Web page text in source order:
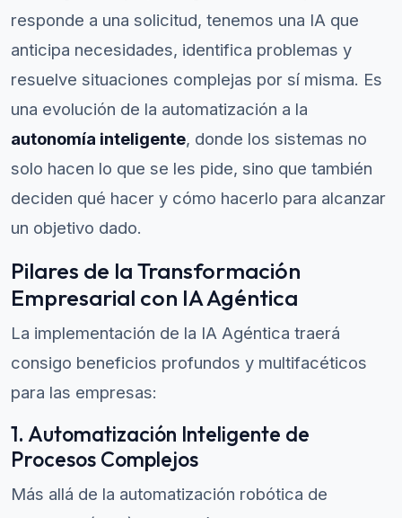
responde a una solicitud, tenemos una IA que
anticipa necesidades, identifica problemas y
resuelve situaciones complejas por sí misma. Es
una evolución de la automatización a la
autonomía inteligente, donde los sistemas no
solo hacen lo que se les pide, sino que también
deciden qué hacer y cómo hacerlo para alcanzar
un objetivo dado.
Pilares de la Transformación
Empresarial con IA Agéntica
La implementación de la IA Agéntica traerá
consigo beneficios profundos y multifacéticos
para las empresas:
1. Automatización Inteligente de
Procesos Complejos
Más allá de la automatización robótica de